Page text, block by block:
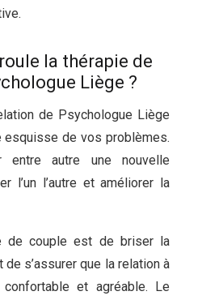
la thérapie de
Liège ?
de Psychologue Liège
esquisse de vos problèmes.
entre autre une nouvelle
l’un l’autre et améliorer la
de couple est de briser la
s’assurer que la relation à
et agréable. Le